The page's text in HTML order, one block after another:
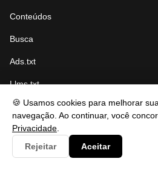
🍪 Usamos cookies para melhorar
navegação. Ao continuar, você
Privacidade
Rejeitar
Aceitar
Conteúdos
Busca
Ads.txt
Llms.txt
Robots.txt
Sitemap Índice
Sitemap Páginas